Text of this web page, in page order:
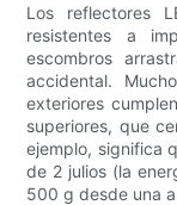
Los reflectores
resistentes a
escombros
accidental.
exteriores
superiores, que
ejemplo, significa
de 2 julios (la
500 g desde una